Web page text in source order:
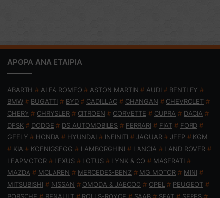
ΑΡΘΡΑ ΑΝΑ ΕΤΑΙΡΙΑ
ABARTH # ALFA ROMEO # ASTON MARTIN # AUDI # BENTLEY #
BMW # BUGATTI # BYD # CADILLAC # CHANGAN # CHEVROLET #
CHERY # CHRYSLER # CITROEN # CORVETTE # CUPRA # DACIA #
DFSK # DODGE # DS AUTOMOBILES # FERRARI # FIAT # FORD #
GEELY # HONDA # HYUNDAI # INFINITI # JAGUAR # JEEP # KGM
# KIA # KOENIGSEGG # LAMBORGHINI # LANCIA # LAND ROVER #
LEAPMOTOR # LEXUS # LOTUS # LYNK & CO # MASERATI #
MAZDA # MCLAREN # MERCEDES-BENZ # MG MOTOR # MINI #
MITSUBISHI # NISSAN # OMODA & JAECOO # OPEL # PEUGEOT #
PORSCHE # RENAULT # ROLLS-ROYCE # SAAB # SEAT # SERES #